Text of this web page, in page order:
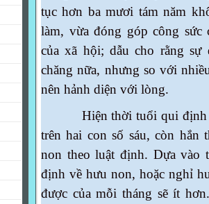
tục hơn ba mươi tám năm
làm, vừa đóng góp công sức
của xã hội; dẫu cho rằng
chăng nữa, nhưng so với
nên hảnh diện với lòng.
Hiện thời tuổi qui định
trên hai con số sáu, còn hắn
non theo luật định. Dựa vào
định về hưu non, hoặc nghỉ
được của mỗi tháng sẽ ít